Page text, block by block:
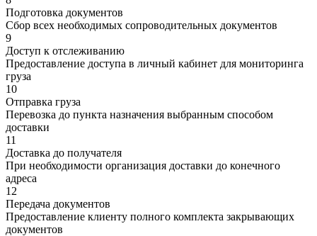
Подготовка документов
Сбор всех необходимых сопроводительных документов
9
Доступ к отслеживанию
Предоставление доступа в личный кабинет для мониторинга
груза
10
Отправка груза
Перевозка до пункта назначения выбранным способом
доставки
11
Доставка до получателя
При необходимости организация доставки до конечного
адреса
12
Передача документов
Предоставление клиенту полного комплекта закрывающих
документов